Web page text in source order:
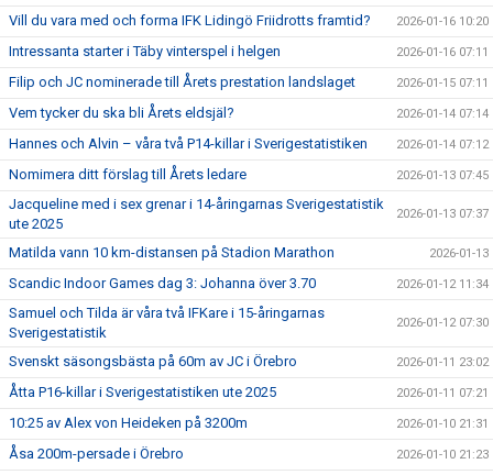
Vill du vara med och forma IFK Lidingö Friidrotts framtid? 2026-01-16 10:20
Intressanta starter i Täby vinterspel i helgen 2026-01-16 07:11
Filip och JC nominerade till Årets prestation landslaget 2026-01-15 07:11
Vem tycker du ska bli Årets eldsjäl? 2026-01-14 07:14
Hannes och Alvin – våra två P14-killar i Sverigestatistiken 2026-01-14 07:12
Nomimera ditt förslag till Årets ledare 2026-01-13 07:45
Jacqueline med i sex grenar i 14-åringarnas Sverigestatistik
ute 2025
2026-01-13 07:37
Matilda vann 10 km-distansen på Stadion Marathon 2026-01-13
Scandic Indoor Games dag 3: Johanna över 3.70 2026-01-12 11:34
Samuel och Tilda är våra två IFKare i 15-åringarnas
Sverigestatistik
2026-01-12 07:30
Svenskt säsongsbästa på 60m av JC i Örebro 2026-01-11 23:02
Åtta P16-killar i Sverigestatistiken ute 2025 2026-01-11 07:21
10:25 av Alex von Heideken på 3200m 2026-01-10 21:31
Åsa 200m-persade i Örebro 2026-01-10 21:23